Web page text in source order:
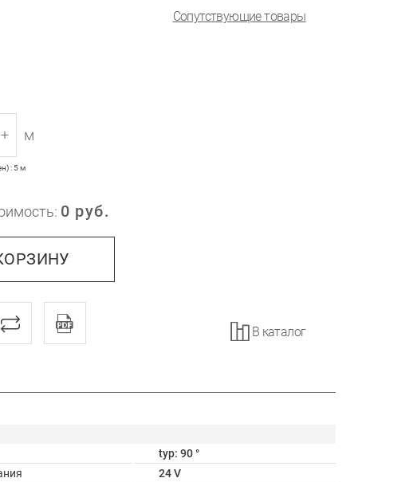
Сопутствующие товары
+ м
: 5 м
0 руб.
В каталог
typ: 90 °
24 V